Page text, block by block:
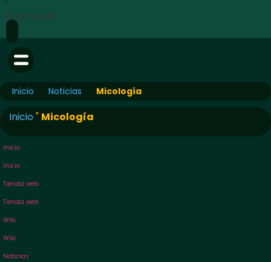
Buscar en
Inicio Noticias Micología
Inicio" Micología
Inicio
Inicio
Tienda web
Tienda web
Wiki
Wiki
Noticias